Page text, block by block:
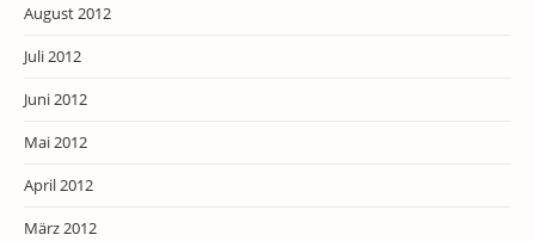
August 2012
Juli 2012
Juni 2012
Mai 2012
April 2012
März 2012